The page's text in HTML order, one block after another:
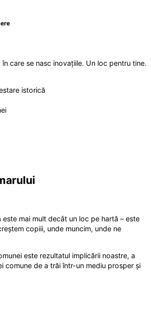
care se nasc inovațiile. Un loc pentru tine.
istorică
mai mult decât un loc pe hartă – este
copiii, unde muncim, unde ne
este rezultatul implicării noastre, a
comune de a trăi într-un mediu prosper și